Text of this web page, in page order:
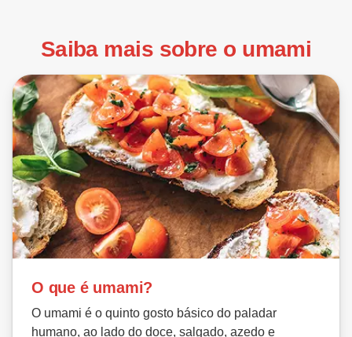
Saiba mais sobre o umami
O que é umami?
O umami é o quinto gosto básico do paladar
humano, ao lado do doce, salgado, azedo e